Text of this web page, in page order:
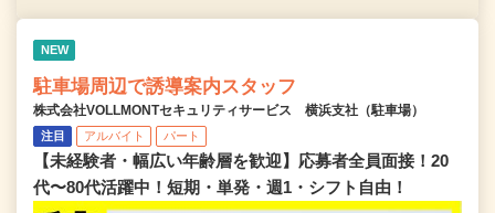
NEW
駐車場周辺で誘導案内スタッフ
株式会社VOLLMONTセキュリティサービス 横浜支社（駐車場）
注目 アルバイト パート
【未経験者・幅広い年齢層を歓迎】応募者全員面接！20
代〜80代活躍中！短期・単発・週1・シフト自由！